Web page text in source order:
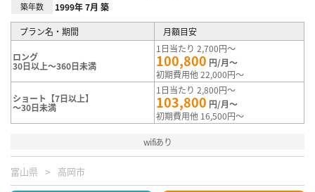
築年数 1999年 7月 築
プラン名・期間 月額目安
ロング
30日以上～360日未満
1日当たり 2,700円～
100,800 円/月～
初期費用他 22,000円～
ショート【7日以上】
～30日未満
1日当たり 2,800円～
103,800 円/月～
初期費用他 16,500円～
wifiあり
富山県 高岡市